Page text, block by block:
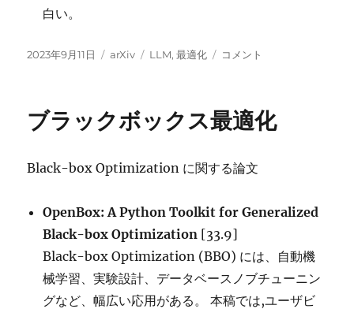
白い。
投
2023年9月11日
カ
ー
arXiv
タ
LLM,最適化
OPRO:
に
コメント
ブラックボックス最適化
Black-box Optimization に関する論文
OpenBox: A Python Toolkit for Generalized
Black-box Optimization [33.9]
Black-box Optimization (BBO) には、自動機
械学習、実験設計、データベースノブチューニン
グなど、幅広い応用がある。 本稿では,ユーザビ